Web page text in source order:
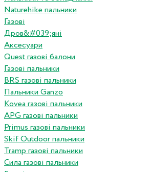
Naturehike пальники
Газові
Дров&#039;яні
Аксесуари
Quest газові балони
Газові пальники
BRS газові пальники
Пальники Ganzo
Kovea газові пальники
APG газові пальники
Primus газові пальники
Skif Outdoor пальники
Tramp газові пальники
Сила газові пальники